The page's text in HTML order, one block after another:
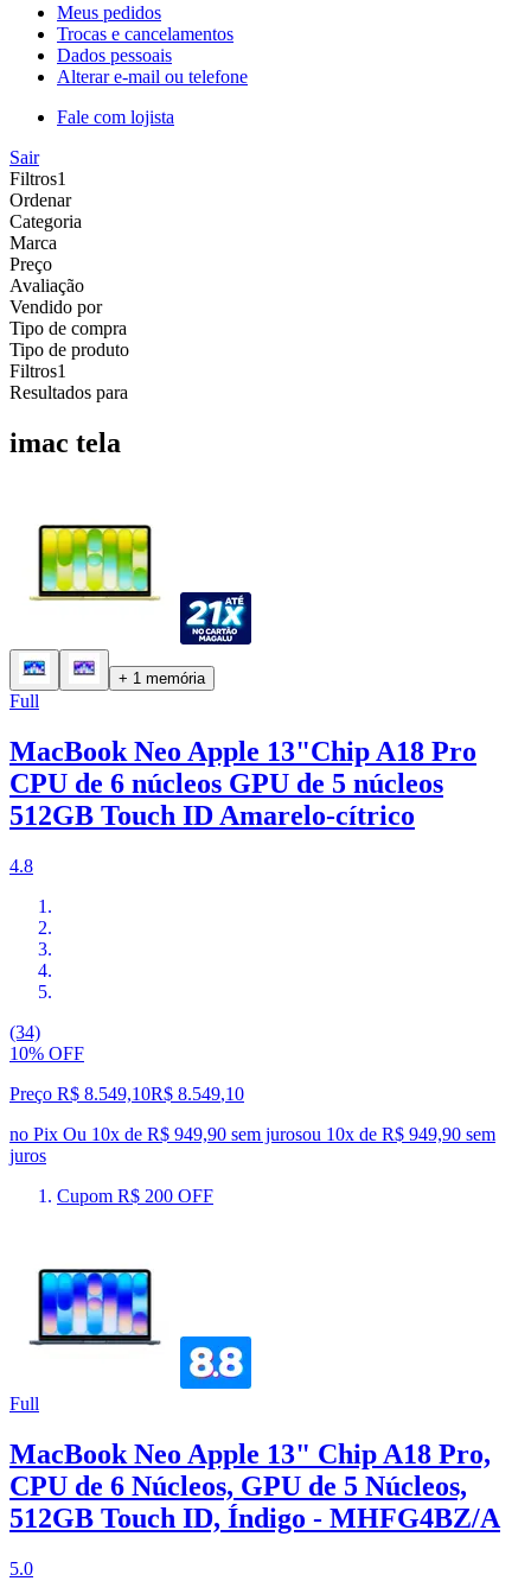
Meus pedidos
Trocas e cancelamentos
Dados pessoais
Alterar e-mail ou telefone
Fale com lojista
Sair
Filtros1
Ordenar
Categoria
Marca
Preço
Avaliação
Vendido por
Tipo de compra
Tipo de produto
Filtros1
Resultados para
imac tela
+ 1 memória
Full
MacBook Neo Apple 13"Chip A18 Pro
CPU de 6 núcleos GPU de 5 núcleos
512GB Touch ID Amarelo-cítrico
4.8
(34)
10% OFF
Preço R$ 8.549,10R$ 8.549,10
no Pix Ou 10x de R$ 949,90 sem jurosou 10x de R$ 949,90 sem
juros
Cupom R$ 200 OFF
Full
MacBook Neo Apple 13" Chip A18 Pro,
CPU de 6 Núcleos, GPU de 5 Núcleos,
512GB Touch ID, Índigo - MHFG4BZ/A
5.0